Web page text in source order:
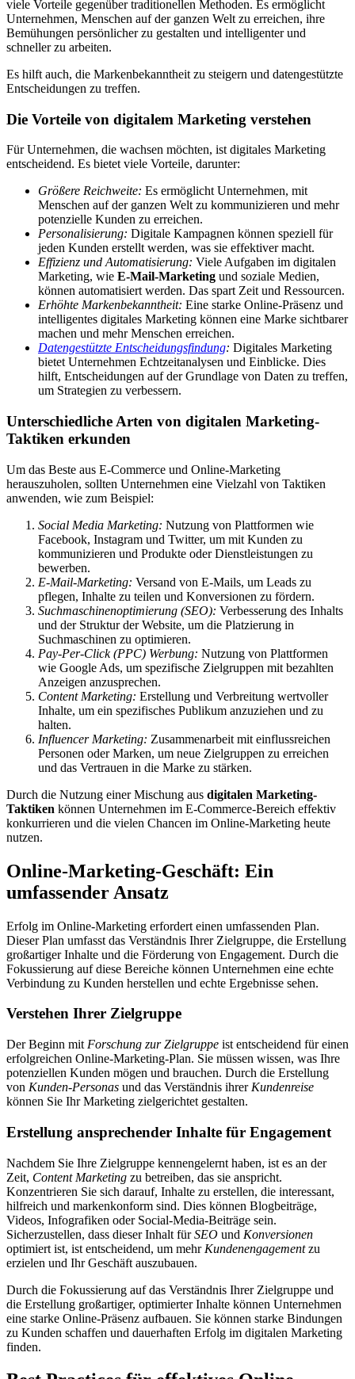
viele Vorteile gegenüber traditionellen Methoden. Es ermöglicht
Unternehmen, Menschen auf der ganzen Welt zu erreichen, ihre
Bemühungen persönlicher zu gestalten und intelligenter und
schneller zu arbeiten.
Es hilft auch, die Markenbekanntheit zu steigern und datengestützte
Entscheidungen zu treffen.
Die Vorteile von digitalem Marketing verstehen
Für Unternehmen, die wachsen möchten, ist digitales Marketing
entscheidend. Es bietet viele Vorteile, darunter:
Größere Reichweite: Es ermöglicht Unternehmen, mit
Menschen auf der ganzen Welt zu kommunizieren und mehr
potenzielle Kunden zu erreichen.
Personalisierung: Digitale Kampagnen können speziell für
jeden Kunden erstellt werden, was sie effektiver macht.
Effizienz und Automatisierung: Viele Aufgaben im digitalen
Marketing, wie E-Mail-Marketing und soziale Medien,
können automatisiert werden. Das spart Zeit und Ressourcen.
Erhöhte Markenbekanntheit: Eine starke Online-Präsenz und
intelligentes digitales Marketing können eine Marke sichtbarer
machen und mehr Menschen erreichen.
Datengestützte Entscheidungsfindung: Digitales Marketing
bietet Unternehmen Echtzeitanalysen und Einblicke. Dies
hilft, Entscheidungen auf der Grundlage von Daten zu treffen,
um Strategien zu verbessern.
Unterschiedliche Arten von digitalen Marketing-
Taktiken erkunden
Um das Beste aus E-Commerce und Online-Marketing
herauszuholen, sollten Unternehmen eine Vielzahl von Taktiken
anwenden, wie zum Beispiel:
Social Media Marketing: Nutzung von Plattformen wie
Facebook, Instagram und Twitter, um mit Kunden zu
kommunizieren und Produkte oder Dienstleistungen zu
bewerben.
E-Mail-Marketing: Versand von E-Mails, um Leads zu
pflegen, Inhalte zu teilen und Konversionen zu fördern.
Suchmaschinenoptimierung (SEO): Verbesserung des Inhalts
und der Struktur der Website, um die Platzierung in
Suchmaschinen zu optimieren.
Pay-Per-Click (PPC) Werbung: Nutzung von Plattformen
wie Google Ads, um spezifische Zielgruppen mit bezahlten
Anzeigen anzusprechen.
Content Marketing: Erstellung und Verbreitung wertvoller
Inhalte, um ein spezifisches Publikum anzuziehen und zu
halten.
Influencer Marketing: Zusammenarbeit mit einflussreichen
Personen oder Marken, um neue Zielgruppen zu erreichen
und das Vertrauen in die Marke zu stärken.
Durch die Nutzung einer Mischung aus digitalen Marketing-
Taktiken können Unternehmen im E-Commerce-Bereich effektiv
konkurrieren und die vielen Chancen im Online-Marketing heute
nutzen.
Online-Marketing-Geschäft: Ein
umfassender Ansatz
Erfolg im Online-Marketing erfordert einen umfassenden Plan.
Dieser Plan umfasst das Verständnis Ihrer Zielgruppe, die Erstellung
großartiger Inhalte und die Förderung von Engagement. Durch die
Fokussierung auf diese Bereiche können Unternehmen eine echte
Verbindung zu Kunden herstellen und echte Ergebnisse sehen.
Verstehen Ihrer Zielgruppe
Der Beginn mit Forschung zur Zielgruppe ist entscheidend für einen
erfolgreichen Online-Marketing-Plan. Sie müssen wissen, was Ihre
potenziellen Kunden mögen und brauchen. Durch die Erstellung
von Kunden-Personas und das Verständnis ihrer Kundenreise
können Sie Ihr Marketing zielgerichtet gestalten.
Erstellung ansprechender Inhalte für Engagement
Nachdem Sie Ihre Zielgruppe kennengelernt haben, ist es an der
Zeit, Content Marketing zu betreiben, das sie anspricht.
Konzentrieren Sie sich darauf, Inhalte zu erstellen, die interessant,
hilfreich und markenkonform sind. Dies können Blogbeiträge,
Videos, Infografiken oder Social-Media-Beiträge sein.
Sicherzustellen, dass dieser Inhalt fürSEO und Konversionen
optimiert ist, ist entscheidend, um mehr Kundenengagementzu
erzielen und Ihr Geschäft auszubauen.
Durch die Fokussierung auf das Verständnis Ihrer Zielgruppe und
die Erstellung großartiger, optimierter Inhalte können Unternehmen
eine starke Online-Präsenz aufbauen. Sie können starke Bindungen
zu Kunden schaffen und dauerhaften Erfolg im digitalen Marketing
finden.